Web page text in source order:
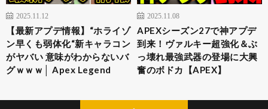
2025.11.12
【最新アプデ情報】“ホライゾ
ン早くも弱体化“新キャラコン
がヤバい 意味がわからないバ
グｗｗｗ│ Apex Legend
2025.11.08
APEXシーズン27で神アプデ
到来！ヴァルキー超強化＆ぶ
っ壊れ最強武器の登場に大興
奮のボドカ【APEX】